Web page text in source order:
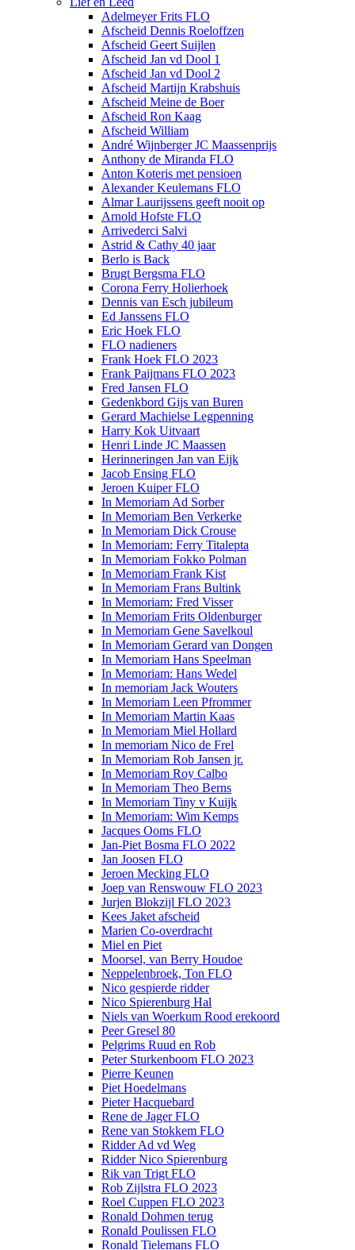
Adelmeyer Frits FLO
Afscheid Dennis Roeloffzen
Afscheid Geert Suijlen
Afscheid Jan vd Dool 1
Afscheid Jan vd Dool 2
Afscheid Martijn Krabshuis
Afscheid Meine de Boer
Afscheid Ron Kaag
Afscheid William
André Wijnberger JC Maassenprijs
Anthony de Miranda FLO
Anton Koteris met pensioen
Alexander Keulemans FLO
Almar Laurijssens geeft nooit op
Arnold Hofste FLO
Arrivederci Salvi
Astrid & Cathy 40 jaar
Berlo is Back
Brugt Bergsma FLO
Corona Ferry Holierhoek
Dennis van Esch jubileum
Ed Janssens FLO
Eric Hoek FLO
FLO nadieners
Frank Hoek FLO 2023
Frank Paijmans FLO 2023
Fred Jansen FLO
Gedenkbord Gijs van Buren
Gerard Machielse Legpenning
Harry Kok Uitvaart
Henri Linde JC Maassen
Herinneringen Jan van Eijk
Jacob Ensing FLO
Jeroen Kuiper FLO
In Memoriam Ad Sorber
In Memoriam Ben Verkerke
In Memoriam Dick Crouse
In Memoriam: Ferry Titalepta
In Memoriam Fokko Polman
In Memoriam Frank Kist
In Memoriam Frans Bultink
In Memoriam: Fred Visser
In Memoriam Frits Oldenburger
In Memoriam Gene Savelkoul
In Memoriam Gerard van Dongen
In Memoriam Hans Speelman
In Memoriam: Hans Wedel
In memoriam Jack Wouters
In Memoriam Leen Pfrommer
In Memoriam Martin Kaas
In Memoriam Miel Hollard
In memoriam Nico de Frel
In Memoriam Rob Jansen jr.
In Memoriam Roy Calbo
In Memoriam Theo Berns
In Memoriam Tiny v Kuijk
In Memoriam: Wim Kemps
Jacques Ooms FLO
Jan-Piet Bosma FLO 2022
Jan Joosen FLO
Jeroen Mecking FLO
Joep van Renswouw FLO 2023
Jurjen Blokzijl FLO 2023
Kees Jaket afscheid
Marien Co-overdracht
Miel en Piet
Moorsel, van Berry Houdoe
Neppelenbroek, Ton FLO
Nico gespierde ridder
Nico Spierenburg Hal
Niels van Woerkum Rood erekoord
Peer Gresel 80
Pelgrims Ruud en Rob
Peter Sturkenboom FLO 2023
Pierre Keunen
Piet Hoedelmans
Pieter Hacquebard
Rene de Jager FLO
Rene van Stokkem FLO
Ridder Ad vd Weg
Ridder Nico Spierenburg
Rik van Trigt FLO
Rob Zijlstra FLO 2023
Roel Cuppen FLO 2023
Ronald Dohmen terug
Ronald Poulissen FLO
Ronald Tielemans FLO